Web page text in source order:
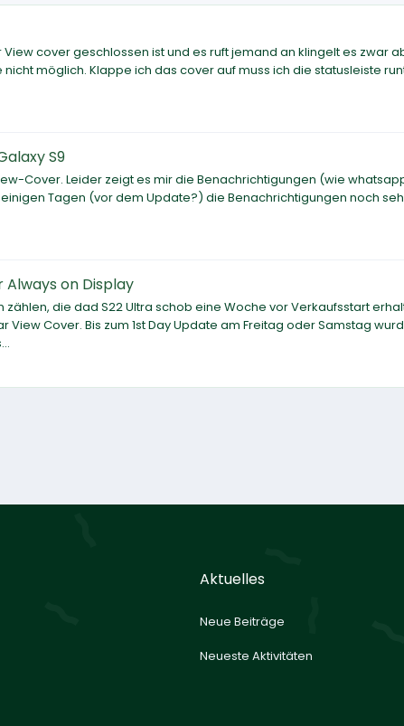
cover geschlossen ist und es ruft jemand an klingelt es zwar
möglich. Klappe ich das cover auf muss ich die statusleiste
S9
Cover. Leider zeigt es mir die Benachrichtigungen (wie
Tagen (vor dem Update?) die Benachrichtigungen noch
Always on Display
die dad S22 Ultra schob eine Woche vor Verkaufsstart
Cover. Bis zum 1st Day Update am Freitag oder Samstag
Aktuelles
Neue Beiträge
Neueste Aktivitäten